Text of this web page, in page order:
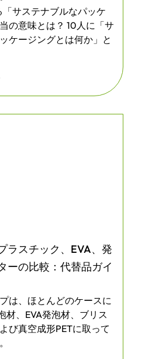
サステナブルなパッケ
の意味とは？ 10人に「サ
ケージングとは何か」と
ラスチック、EVA、発
ーの比較：代替品ガイ
は、ほとんどのケースに
材、EVA発泡材、ブリス
び真空成形PETに取って